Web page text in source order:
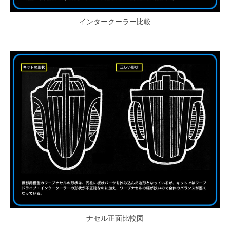
インタークーラー比較
ナセル正面比較図